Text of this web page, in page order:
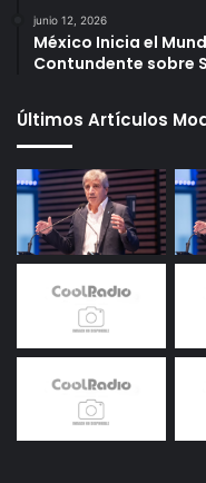
junio 12, 2026
México Inicia el
Contundente sobre
Últimos Artículos